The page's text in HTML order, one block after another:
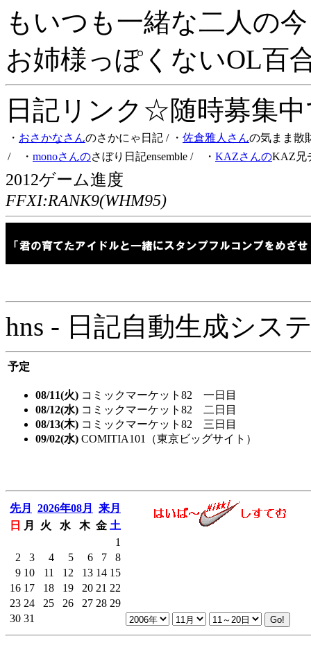
もいつも一緒な二人の
お姉様っぽくないOL百
日記リンク☆随時募集
・ おさかなさんのさかにゃ日記 / ・ 佐倉雅人さんの気まま散
/ ・ monoさんのさぼり日記ensemble / ・ KAZさんのKAZ兄
2012ゲーム進度
FFXI:RANK9(WHM95)
hns - 日記自動生成シス
予定
08/11(火) コミックマーケット82 一日目
08/12(水) コミックマーケット82 二日目
08/13(木) コミックマーケット82 三日目
09/02(水) COMITIA101（東京ビッグサイト）
先月 2026年08月
来月
日
月 火 水 木 金 土
1
2
3 4 5 6 7
8
9 10 11 12 13 14 15
16 17 18 19 20 21 22
23 24 25 26 27 28 29
30 31